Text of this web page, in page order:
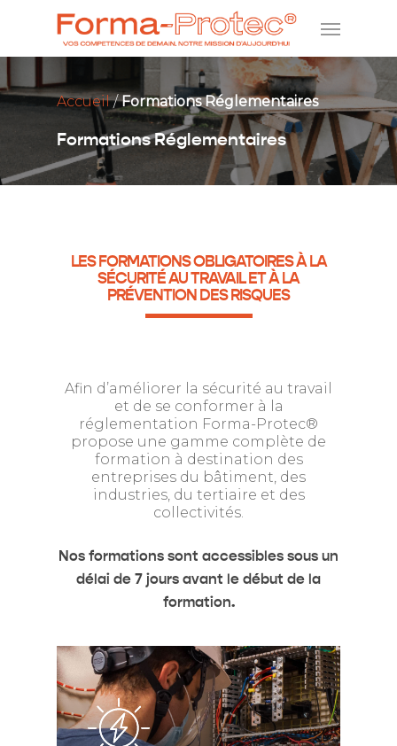
Accueil/Formations Réglementaires
Formations Réglementaires
LES FORMATIONS OBLIGATOIRES À LA
SÉCURITÉ AU TRAVAIL ET À LA
PRÉVENTION DES RISQUES
Afin d’améliorer la sécurité au travail
et de se conformer à la
réglementation Forma-Protec®
propose une gamme complète de
formation à destination des
entreprises du bâtiment, des
industries, du tertiaire et des
collectivités.
Nos formations sont accessibles sous un
délai de 7 jours avant le début de la
formation.